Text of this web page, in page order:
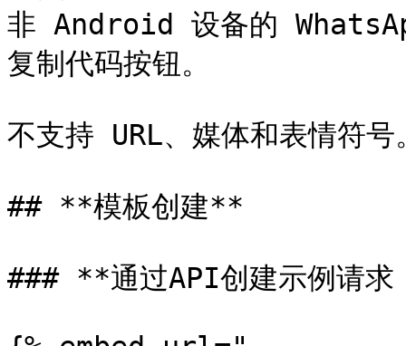
非 Android 设备的
复制代码按钮。
不支持 URL、媒体和表情符号
## **模板创建**
### **通过API创建示例请求